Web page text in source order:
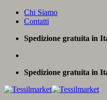
Salta
Chi Siamo
Contatti
Spedizione gratuita in
Spedizione gratuita in